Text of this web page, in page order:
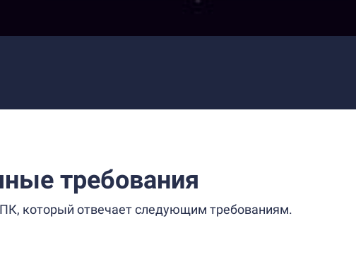
требования
который отвечает следующим требованиям.